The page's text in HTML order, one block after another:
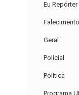
Eu Repórter
Geral
Policial
Política
Programa